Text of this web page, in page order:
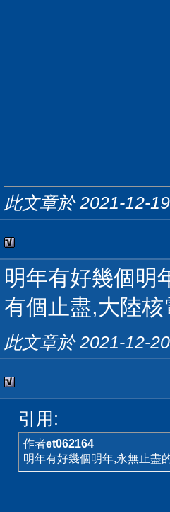
此文章於 2021-12-
明年有好幾個明
有個止盡,大陸
此文章於 2021-12-
引用:
作者et062164
明年有好幾個明年,永無止盡